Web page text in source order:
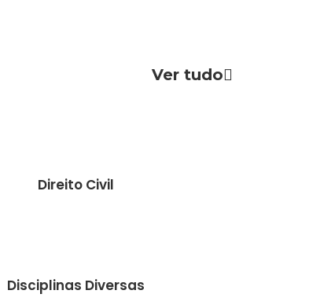
Ver tudo
Direito Civil
Disciplinas Diversas